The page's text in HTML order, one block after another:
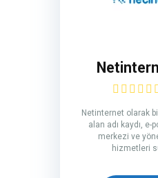
Netinternet olarak
alan adı kaydı,
merkezi ve
hizmetleri